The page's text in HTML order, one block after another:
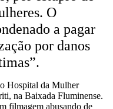
O
a pagar
por danos
Hospital da Mulher
na Baixada Fluminense.
filmagem abusando de